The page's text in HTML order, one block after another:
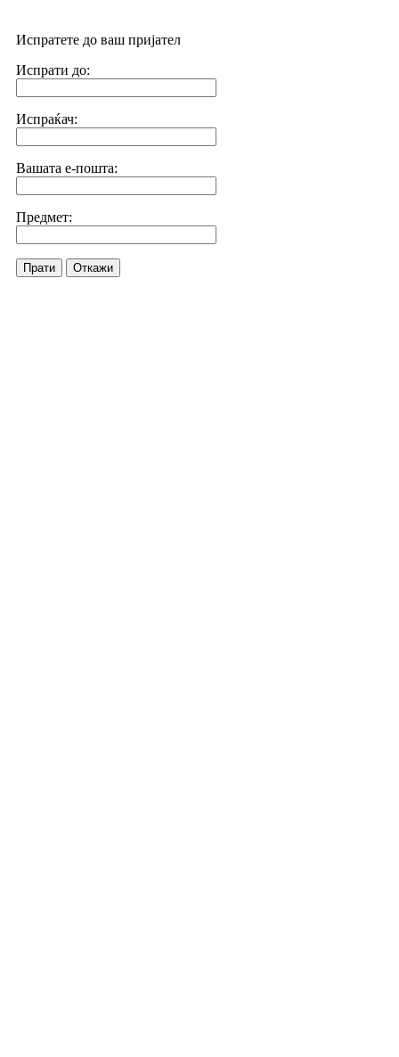
Испратете до ваш пријател
Испрати до:
Испраќач:
Вашата е-пошта:
Предмет:
Прати Откажи